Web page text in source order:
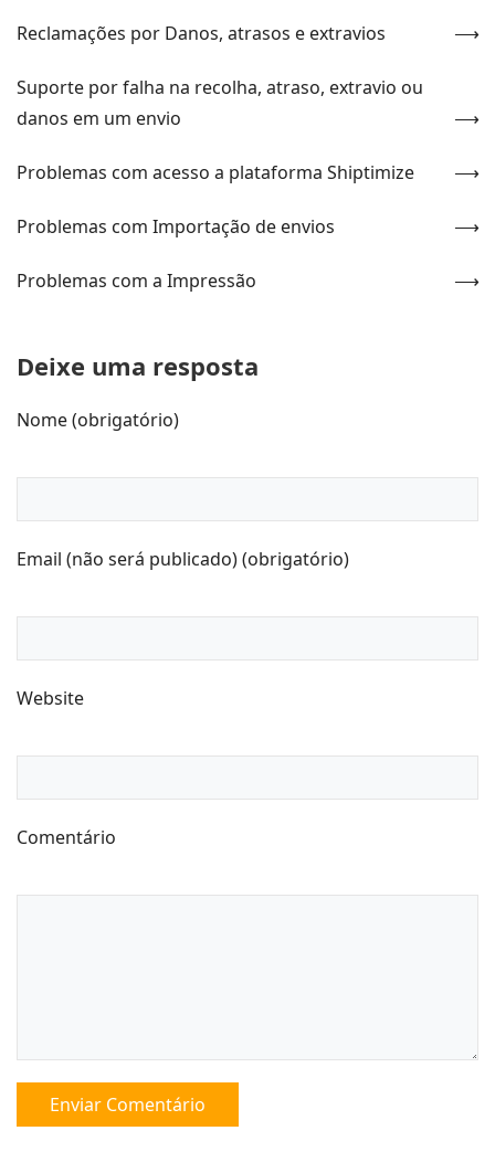
Reclamações por Danos, atrasos e extravios
Suporte por falha na recolha, atraso, extravio ou
danos em um envio
Problemas com acesso a plataforma Shiptimize
Problemas com Importação de envios
Problemas com a Impressão
Deixe uma resposta
Nome (obrigatório)
Email (não será publicado) (obrigatório)
Website
Comentário